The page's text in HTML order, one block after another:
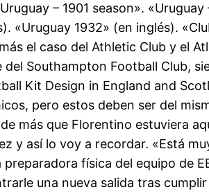
– 1901 season».
«Uruguay 1932» (en inglés).
el caso del Athletic Club y el
del Southampton Football Club,
Kit Design in England and
pero estos deben ser del
más que Florentino estuviera
y así lo voy a recordar. «Está
física del equipo de
una nueva salida tras